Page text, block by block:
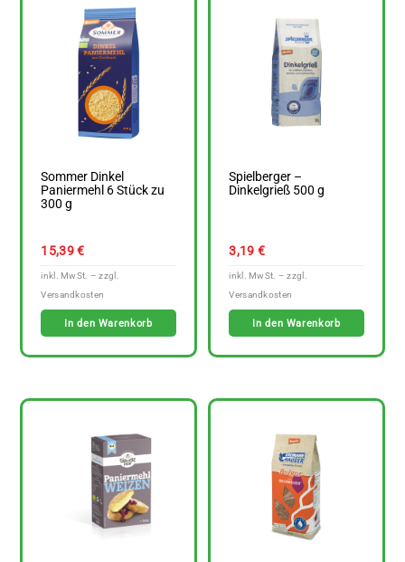
Sommer Dinkel
Paniermehl 6 Stück zu
300 g
15,39€
In den Warenkorb
Spielberger –
Dinkelgrieß 500 g
3,19 €
In den Warenkorb